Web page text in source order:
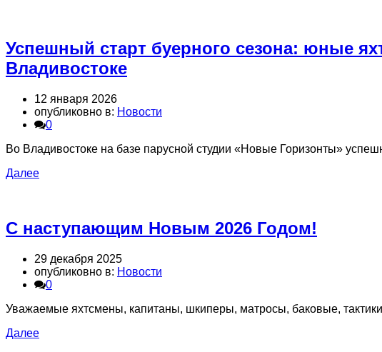
Успешный старт буерного сезона: юные
Владивостоке
12 января 2026
опубликовно в: Новости
0
Во Владивостоке на базе парусной студии «Новые Горизонты»
Далее
С наступающим Новым 2026 Годом!
29 декабря 2025
опубликовно в: Новости
0
Уважаемые яхтсмены, капитаны, шкиперы, матросы, баковые,
Далее